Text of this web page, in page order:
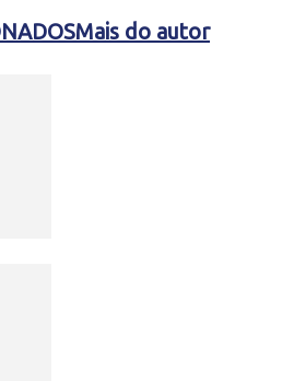
Mais do autor